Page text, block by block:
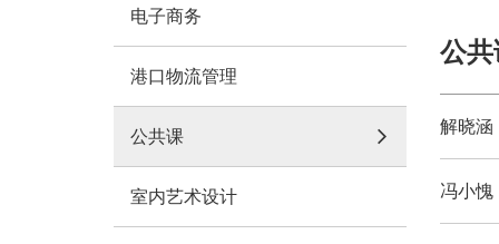
电子商务
港口物流管理
公共课 
室内艺术设计
公共
解晓涵
冯小愧